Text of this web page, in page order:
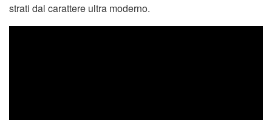
strati dal carattere ultra moderno.